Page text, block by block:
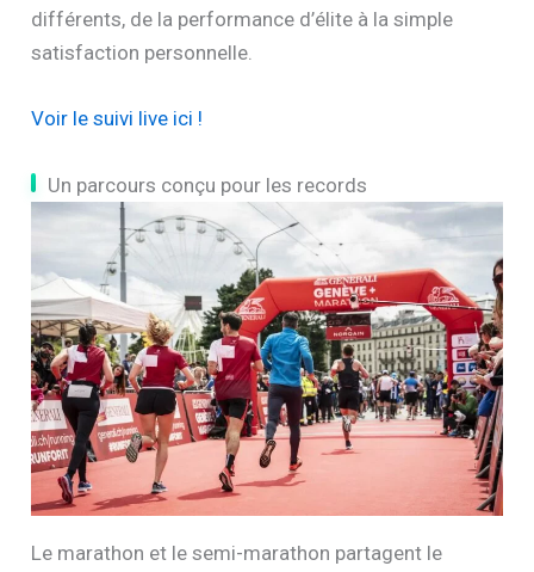
différents, de la performance d’élite à la simple
satisfaction personnelle.
Voir le suivi live ici !
Un parcours conçu pour les records
Le marathon et le semi-marathon partagent le